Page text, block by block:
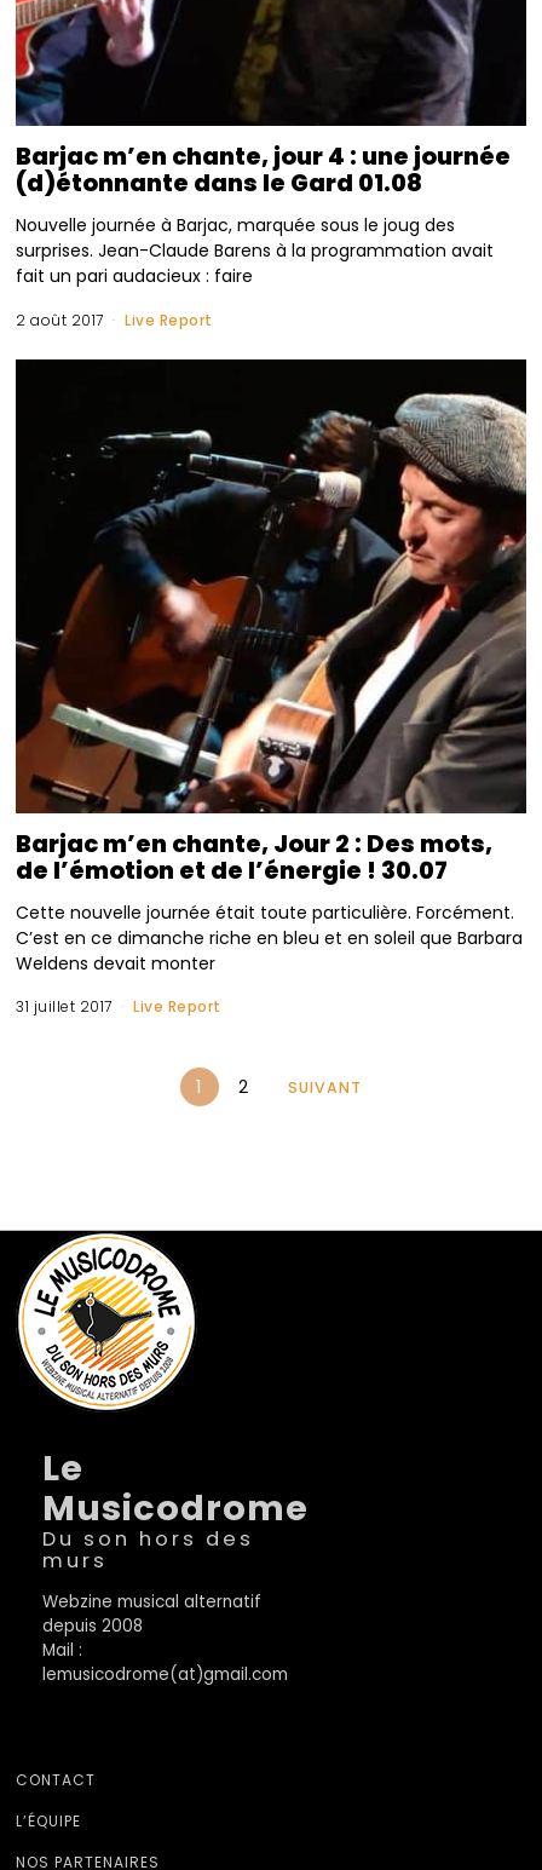
Barjac m’en chante, jour 4 : une journée
(d)étonnante dans le Gard 01.08
Nouvelle journée à Barjac, marquée sous le joug des
surprises. Jean-Claude Barens à la programmation avait
fait un pari audacieux : faire
2 août 2017 Live Report
Barjac m’en chante, Jour 2 : Des mots,
de l’émotion et de l’énergie ! 30.07
Cette nouvelle journée était toute particulière. Forcément.
C’est en ce dimanche riche en bleu et en soleil que Barbara
Weldens devait monter
31 juillet 2017 Live Report
1 2 SUIVANT
Le
Musicodrome
Du son hors des
murs
Webzine musical alternatif
depuis 2008
Mail :
lemusicodrome(at)gmail.com
CONTACT
L’ÉQUIPE
NOS PARTENAIRES